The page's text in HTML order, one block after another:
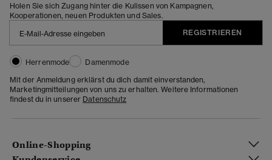
Holen Sie sich Zugang hinter die Kulissen von Kampagnen,
Kooperationen, neuen Produkten und Sales.
REGISTRIEREN
Herrenmode
Damenmode
Mit der Anmeldung erklärst du dich damit einverstanden,
Marketingmitteilungen von uns zu erhalten. Weitere Informationen
findest du in unserer Datenschutz
Online-Shopping